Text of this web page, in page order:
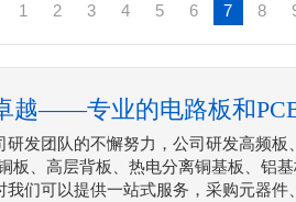
1 2 3 4 5 6 7 8
越——专业的电路板和
研发团队的不懈努力，公司研发高频板
板、高层背板、热电分离铜基板、铝
我们可以提供一站式服务，采购元器